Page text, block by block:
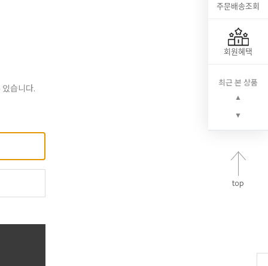
습니다.
주문배송조회
회원혜택
최근 본 상품
▲
▼